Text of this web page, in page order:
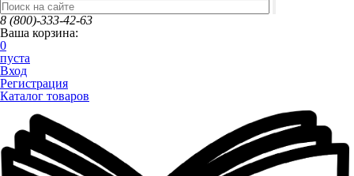
8 (800)-333-42-63
Ваша корзина:
0
пуста
Вход
Регистрация
Каталог товаров